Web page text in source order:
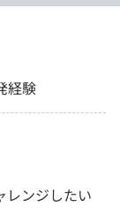
経験
レンジしたい